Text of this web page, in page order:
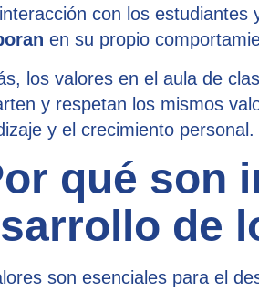
con los estudiantes
en su propio
los valores en el aula de
y respetan los mismos
y el crecimiento personal.
qué son
de
son esenciales para el